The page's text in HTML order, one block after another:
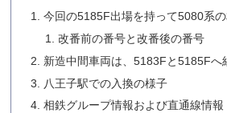
今回の5185F出場を持って5080系
改番前の番号と改番後の番号
新造中間車両は、5183Fと5185Fへ
八王子駅での入換の様子
相鉄グループ情報および直通線情報